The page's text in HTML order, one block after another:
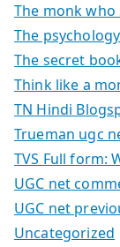
The monk
The
The secret
Think like a
TN Hindi
Trueman ugc
TVS Full form:
UGC net
UGC net
Uncategorized